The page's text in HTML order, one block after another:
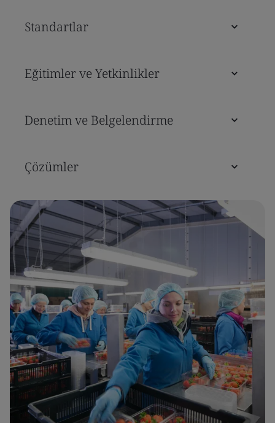
Standartlar
Eğitimler ve Yetkinlikler
Denetim ve Belgelendirme
Çözümler